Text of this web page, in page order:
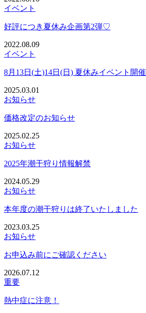
イベント
好評につき夏休み企画第2弾♡
2022.08.09
イベント
8月13日(土)14日(日) 夏休みイベント開催
2025.03.01
お知らせ
価格改定のお知らせ
2025.02.25
お知らせ
2025年潮干狩り情報解禁
2024.05.29
お知らせ
本年度の潮干狩りは終了いたしました
2023.03.25
お知らせ
お申込み前にご確認ください
2026.07.12
重要
熱中症に注意！